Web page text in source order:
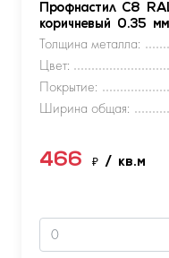
Профнастил С8
коричневый 0.35 мм
Толщина металла:
Цвет:
Покрытие:
Ширина общая:
466 ₽ / кв.м